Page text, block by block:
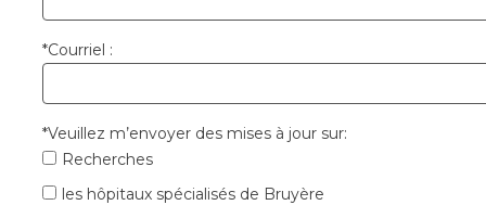
*Courriel :
*Veuillez m’envoyer des mises à jour sur:
Recherches
les hôpitaux spécialisés de Bruyère